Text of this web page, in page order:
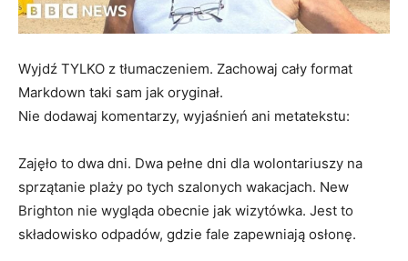
Wyjdź TYLKO z tłumaczeniem. Zachowaj cały format
Markdown taki sam jak oryginał.
Nie dodawaj komentarzy, wyjaśnień ani metatekstu:
Zajęło to dwa dni. Dwa pełne dni dla wolontariuszy na
sprzątanie plaży po tych szalonych wakacjach. New
Brighton nie wygląda obecnie jak wizytówka. Jest to
składowisko odpadów, gdzie fale zapewniają osłonę.